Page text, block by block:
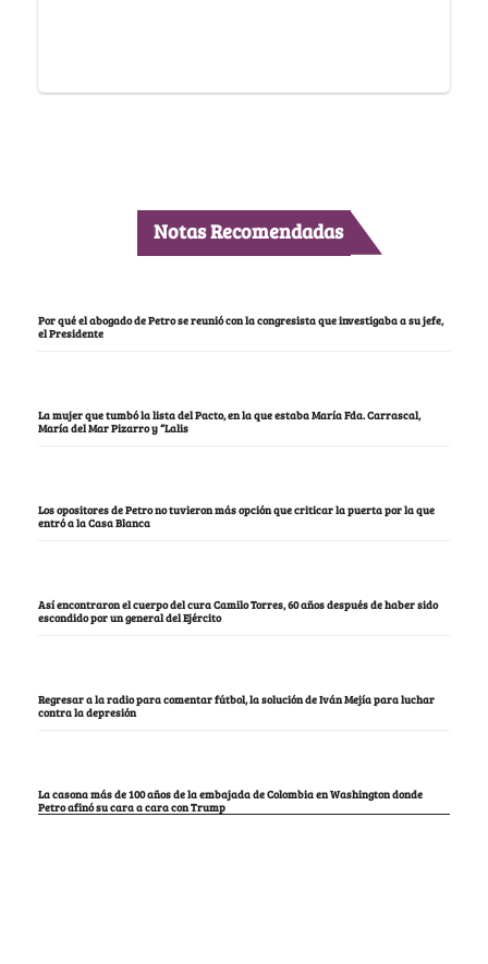
Notas Recomendadas
Por qué el abogado de Petro se reunió con la congresista que investigaba a su jefe,
el Presidente
La mujer que tumbó la lista del Pacto, en la que estaba María Fda. Carrascal,
María del Mar Pizarro y “Lalis
Los opositores de Petro no tuvieron más opción que criticar la puerta por la que
entró a la Casa Blanca
Así encontraron el cuerpo del cura Camilo Torres, 60 años después de haber sido
escondido por un general del Ejército
Regresar a la radio para comentar fútbol, la solución de Iván Mejía para luchar
contra la depresión
La casona más de 100 años de la embajada de Colombia en Washington donde
Petro afinó su cara a cara con Trump